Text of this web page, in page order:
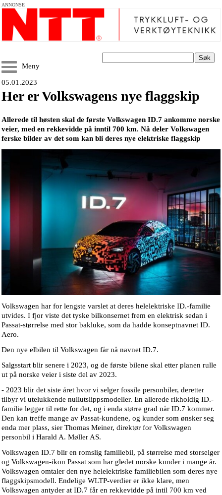
ANNONSE
Søk
Meny
05.01.2023
Her er Volkswagens nye flaggskip
Allerede til høsten skal de første Volkswagen ID.7 ankomme norske
veier, med en rekkevidde på inntil 700 km. Nå deler Volkswagen
ferske bilder av det som kan bli deres nye elektriske flaggskip
Volkswagen har for lengste varslet at deres helelektriske ID.-familie
utvides. I fjor viste det tyske bilkonsernet frem en elektrisk sedan i
Passat-størrelse med stor bakluke, som da hadde konseptnavnet ID.
Aero.
Den nye elbilen til Volkswagen får nå navnet ID.7.
Salgsstart blir senere i 2023, og de første bilene skal etter planen rulle
ut på norske veier i siste del av 2023.
- 2023 blir det siste året hvor vi selger fossile personbiler, deretter
tilbyr vi utelukkende nullutslippsmodeller. En allerede rikholdig ID.-
familie legger til rette for det, og i enda større grad når ID.7 kommer.
Den kan treffe mange av Passat-kundene, og kunder som ønsker seg
enda mer plass, sier Thomas Meiner, direktør for Volkswagen
personbil i Harald A. Møller AS.
Volkswagen ID.7 blir en romslig familiebil, på størrelse med storselger
og Volkswagen-ikon Passat som har gledet norske kunder i mange år.
Volkswagen omtaler den nye helelektriske familiebilen som deres nye
flaggskipsmodell. Endelige WLTP-verdier er ikke klare, men
Volkswagen antyder at ID.7 får en rekkevidde på intil 700 km ved